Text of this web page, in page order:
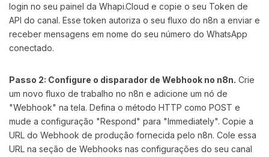
login no seu painel da Whapi.Cloud e copie o seu Token de
API do canal. Esse token autoriza o seu fluxo do n8n a enviar e
receber mensagens em nome do seu número do WhatsApp
conectado.
Passo 2: Configure o disparador de Webhook no n8n. Crie
um novo fluxo de trabalho no n8n e adicione um nó de
"Webhook" na tela. Defina o método HTTP como POST e
mude a configuração "Respond" para "Immediately". Copie a
URL do Webhook de produção fornecida pelo n8n. Cole essa
URL na seção de Webhooks nas configurações do seu canal